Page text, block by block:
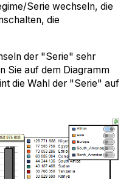
Serie wechseln, die
die
der "Serie" sehr
Sie auf dem Diagramm
die Wahl der "Serie" auf